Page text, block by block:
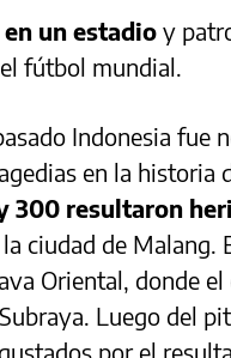
un estadio y
fútbol mundial.
Indonesia fue
en la historia
300 resultaron
ciudad de Malang.
Oriental, donde
Luego del
por el